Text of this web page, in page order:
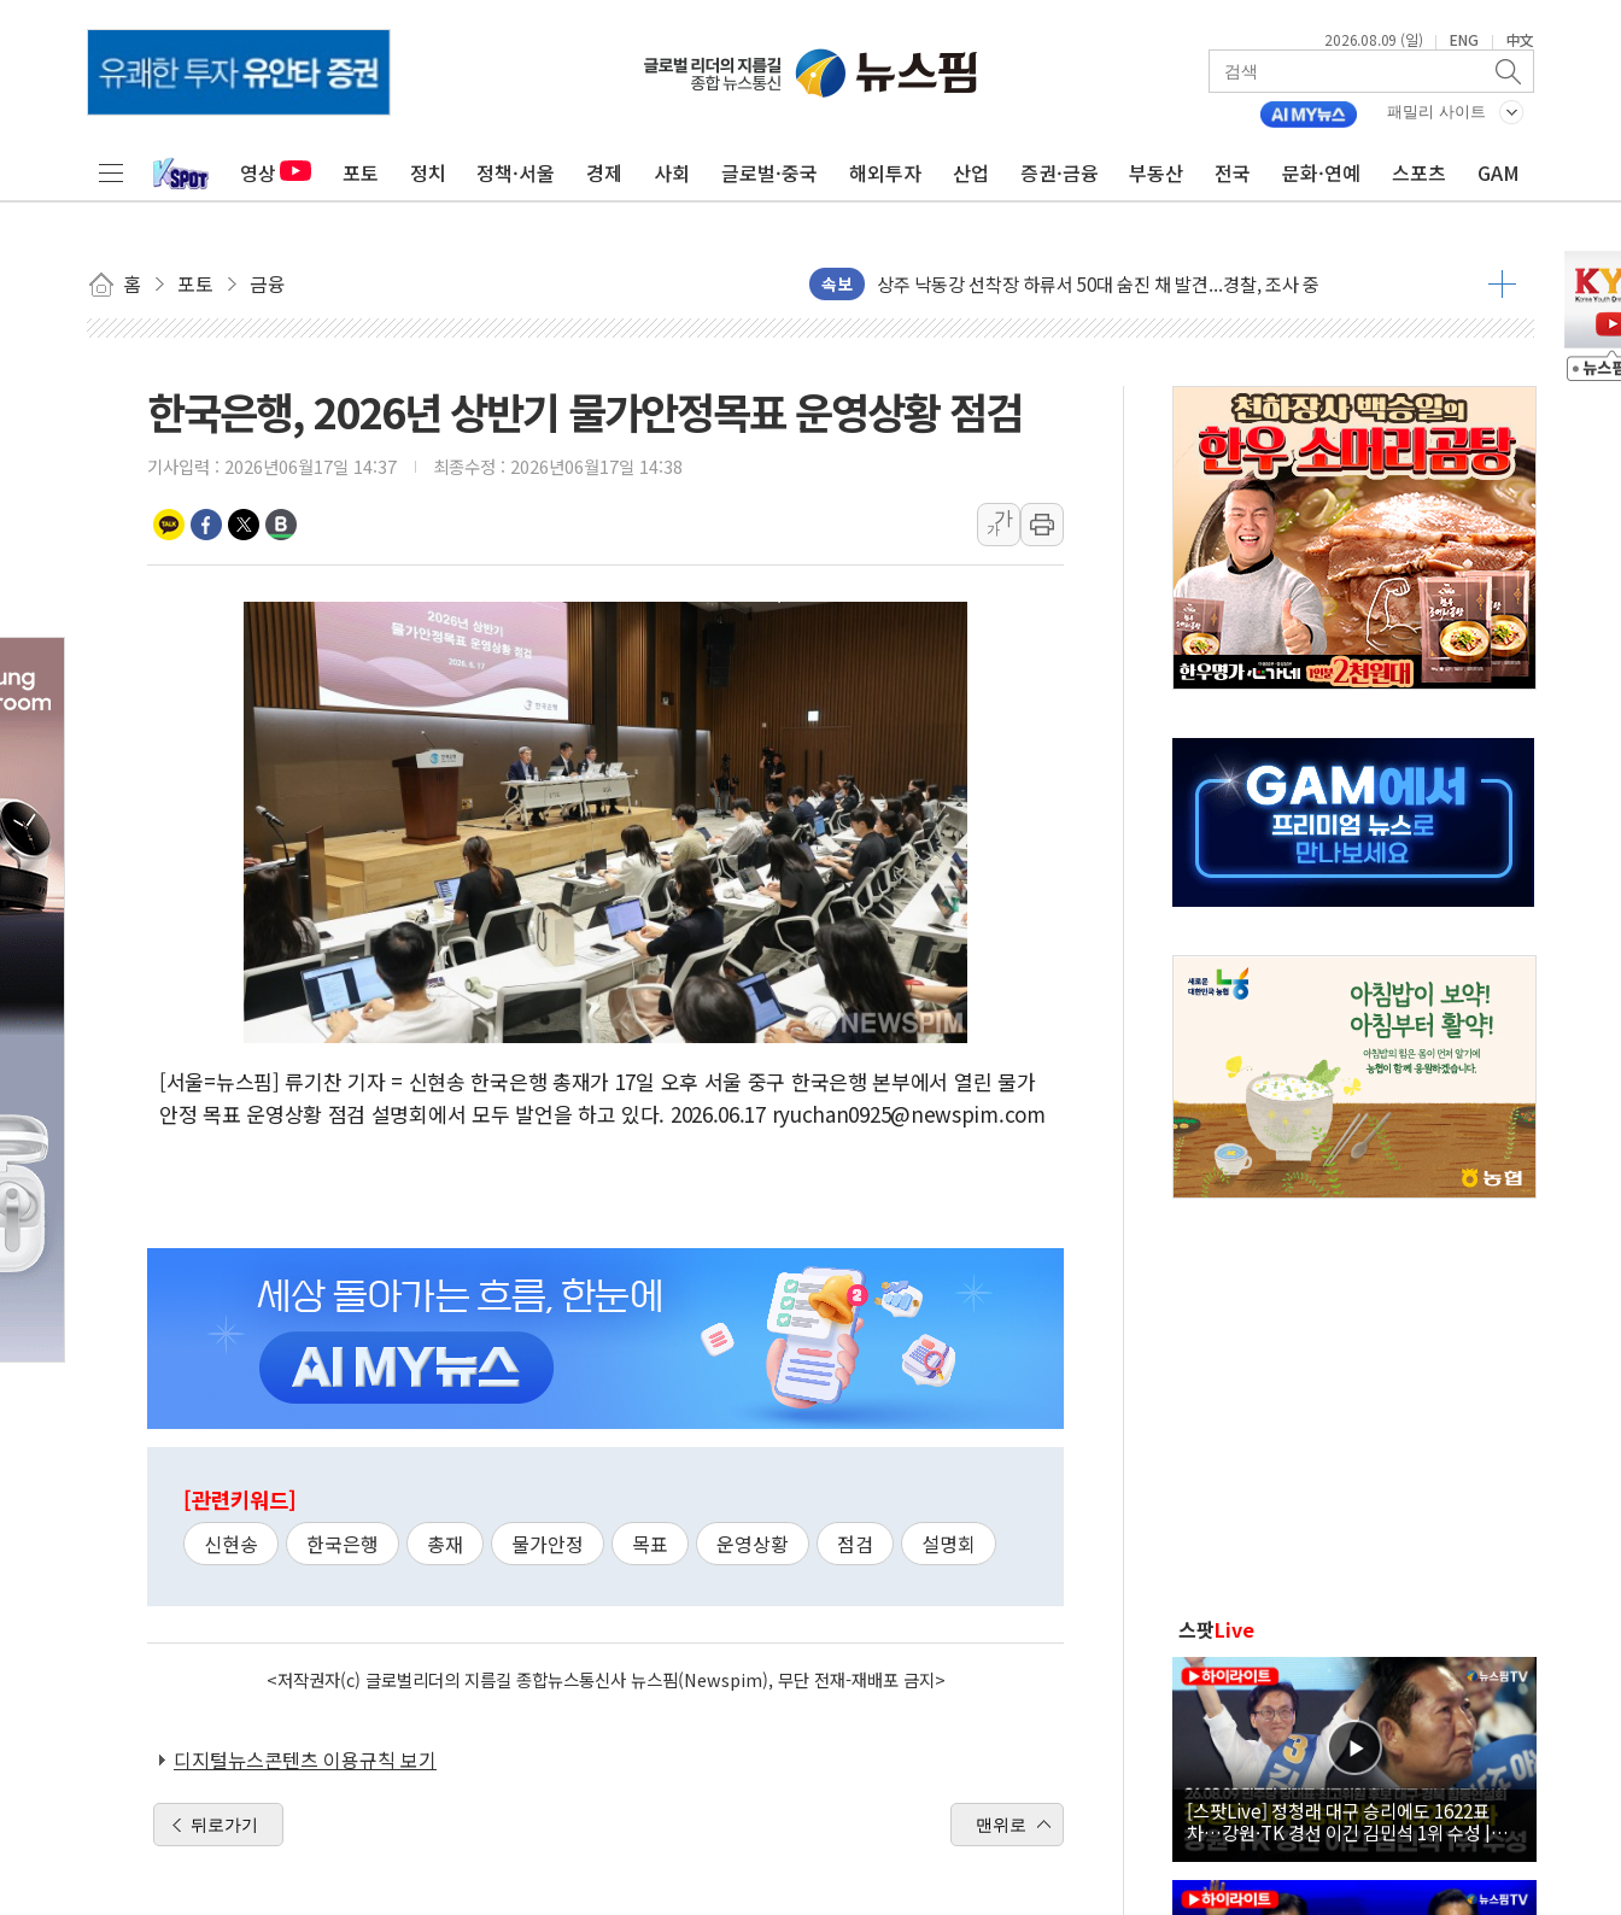
2026.08.09 (일) | ENG | 中文
패밀리 사이트
영상 포토 정치 정책·서울 경제 사회 글로벌·중국 해외투자 산업 증권·금융 부동산 전국 문화·연예 스포츠 GAM
홈 포토 금융 속보
평택 진위면 공장서 질식사고 발생…작업자 1명 숨져
상주 낙동강 선착장 하류서 50대 숨진 채 발견...경찰, 조사 중
[종합] 김민석, 정청래에 누적 '1.48%p' 차 선두 유지...金 46.01% vs 鄭 44.53%
인천서 말다툼 중 어머니 살해 10대 구속…범행 후 반려견도 죽여
김민석, 강원·대구·경북 경선서 정청래에 승리…金 48.54% vs 鄭 44.40%
[속보] 민주, 강원·대구·경북 경선 결과...김민석 48.54% 정청래 44.40%
[속보] 민주, 경북 경선 결과 발표...김민석 47.37% 정청래 45.71% 송영길 6.92%
[속보] 민주, 대구 경선 결과 발표...정청래 47.82% 김민석 46.35% 송영길 5.83%
[속보] 민주, 강원 경선 결과 발표...김민석 50.30% 정청래 41.94% 송영길 7.76%
정재헌 CEO, SKT 장기고객 400명 맞이…"마음 잇는 시간 되길"
최태원, 노소영에 9440억 지급 확정되나…재상고 앞두고 막판 셈법
하나금융, 명동 소상공인에 '행복상자' 전달
인천시 광복절 현수막 '태극기 거꾸로' 논란…이틀만에 철거
병무청, 보충역 전면 손질… 예술·체육요원 최대 33% 감축
홈플러스發 대형마트 판매, 역대 최대폭 감소한 9.4%↓…유통업계 양극화 심화
윤준병·이해민 의원, '정부 특사'로 콜롬비아 대통령 취임식 참석
'호우·산사태 주의보' 울진 시간당 30mm 강한 비...호우 피해 없어
여야, 황희 '버스 하우스' 공방…野 "청년 우롱 기괴" vs 與 "송구한 해프닝"
한국은행, 2026년 상반기 물가안정목표 운영상황 점검
기사입력 : 2026년06월17일 14:37 최종수정 : 2026년06월17일 14:38
가
가
[서울=뉴스핌] 류기찬 기자 = 신현송 한국은행 총재가 17일 오후 서울 중구 한국은행 본부에서 열린 물가
안정 목표 운영상황 점검 설명회에서 모두 발언을 하고 있다. 2026.06.17 ryuchan0925@newspim.com
[관련키워드]
신현송 한국은행 총재 물가안정 목표 운영상황 점검 설명회
<저작권자(c) 글로벌리더의 지름길 종합뉴스통신사 뉴스핌(Newspim), 무단 전재-재배포 금지>
디지털뉴스콘텐츠 이용규칙 보기
뒤로가기 맨위로
스팟Live
[스팟Live] 정청래 대구 승리에도 1622표
차…강원·TK 경선 이긴 김민석 1위 수성 |
26.08.09 더불어민주당 당대표·최고위원 후
보 대구·경북 합동연설회